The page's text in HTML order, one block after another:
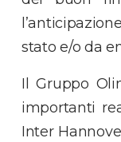
stato e/o da
Il Gruppo
importanti
Inter